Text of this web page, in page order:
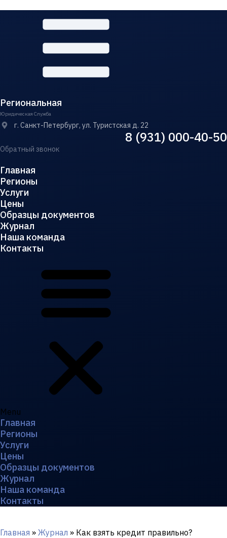
Региональная
Юридическая Служба
г. Санкт-Петербург, ул. Туристская д. 22
8 (931) 000-40-50
Обратный звонок
Главная
Регионы
Услуги
Цены
Образцы документов
Журнал
Наша команда
Контакты
Menu
Главная
Регионы
Услуги
Цены
Образцы документов
Журнал
Наша команда
Контакты
Главная » Журнал » Как взять кредит правильно?